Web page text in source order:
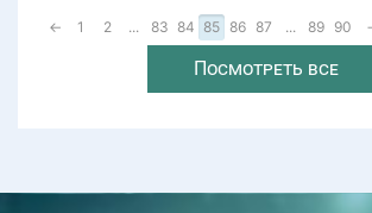
← 1 2 ... 83 84 85 86 87 ... 89 90
Посмотреть все